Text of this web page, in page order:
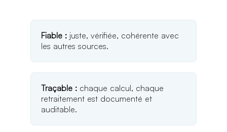
Fiable :juste, vérifiée, cohérente avec
les autres sources.
Traçable :chaque calcul, chaque
retraitement est documenté et
auditable.